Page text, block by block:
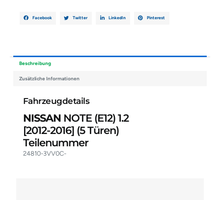
Facebook Twitter LinkedIn Pinterest
Beschreibung
Zusätzliche Informationen
Fahrzeugdetails
NISSANNOTE (E12) 1.2
[2012-2016] (5 Türen)
Teilenummer
24810-3VV0C-